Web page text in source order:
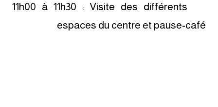
11h00 à 11h30 : Visite des différents
espaces du centre et pause-café